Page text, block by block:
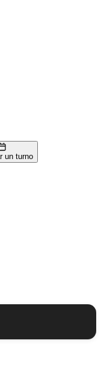
un turno